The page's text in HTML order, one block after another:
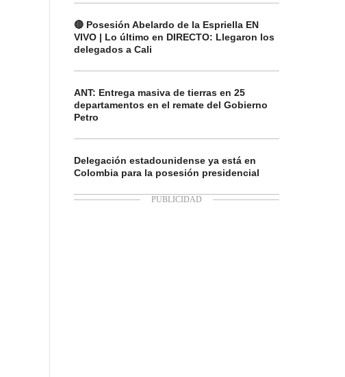
🔴 Posesión Abelardo de la Espriella EN
VIVO | Lo último en DIRECTO: Llegaron los
delegados a Cali
ANT: Entrega masiva de tierras en 25
departamentos en el remate del Gobierno
Petro
Delegación estadounidense ya está en
Colombia para la posesión presidencial